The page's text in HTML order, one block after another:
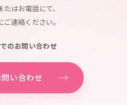
たはお電話にて、
ご連絡ください。
のお問い合わせ
問い合わせ